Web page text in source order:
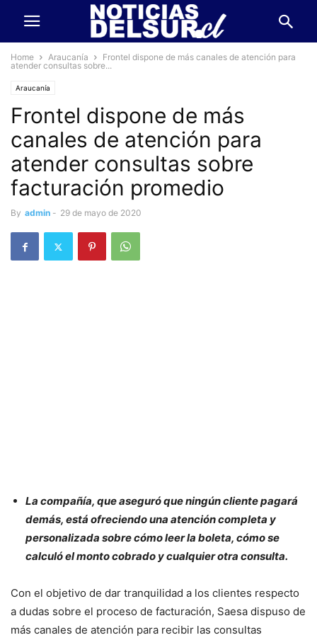
Home Araucanía
Frontel dispone de más canales de atención para
atender consultas sobre...
Araucanía
Frontel dispone de más
canales de atención para
atender consultas sobre
facturación promedio
By admin - 29 de mayo de 2020
La compañía, que aseguró que ningún cliente pagará
demás, está ofreciendo una atención completa y
personalizada sobre cómo leer la boleta, cómo se
calculó el monto cobrado y cualquier otra consulta.
Con el objetivo de dar tranquilidad a los clientes respecto
a dudas sobre el proceso de facturación, Saesa dispuso de
más canales de atención para recibir las consultas